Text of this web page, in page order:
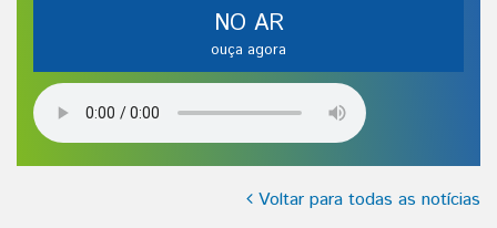
NO AR
ouça agora
Voltar para todas as notícias